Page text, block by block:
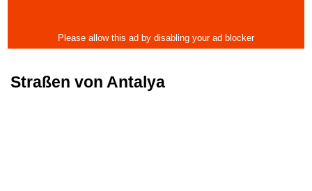
Straßen von Antalya